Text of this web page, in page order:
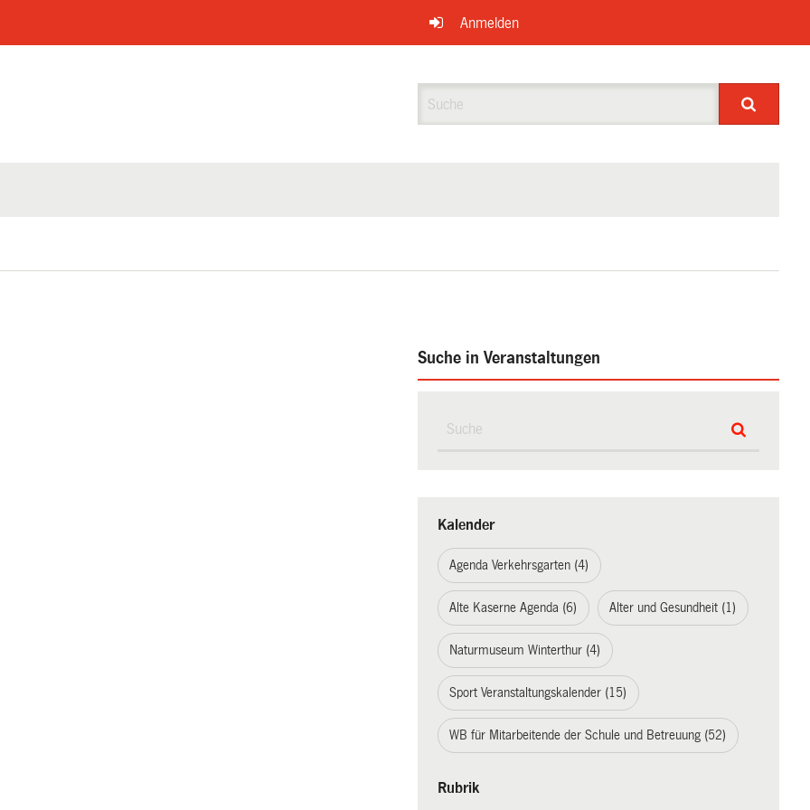
Anmelden
Suche in Veranstaltungen
Kalender
Agenda Verkehrsgarten (4)
Alte Kaserne Agenda (6) Alter und Gesundheit (1)
Naturmuseum Winterthur (4)
Sport Veranstaltungskalender (15)
WB für Mitarbeitende der Schule und Betreuung (52)
Rubrik